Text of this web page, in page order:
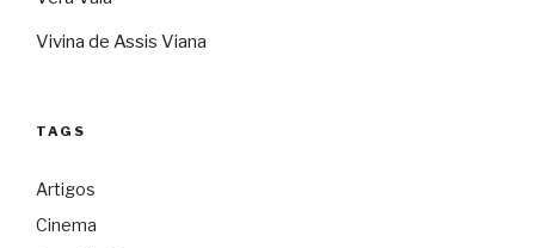
Vivina de Assis Viana
TAGS
Artigos
Cinema